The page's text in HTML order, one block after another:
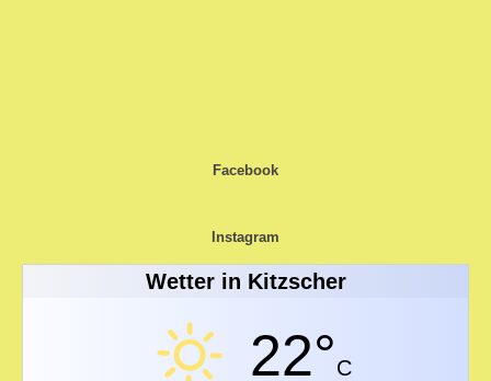
Facebook
Instagram
Wetter in Kitzscher
22°C